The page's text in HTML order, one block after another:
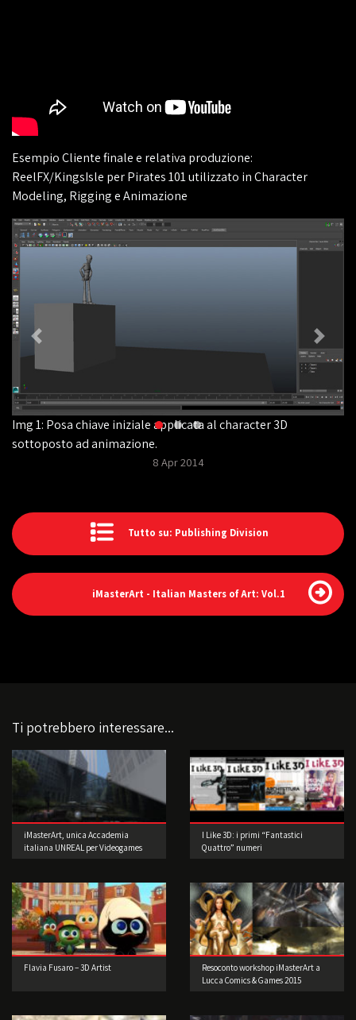
Esempio Cliente finale e relativa produzione:
ReelFX/KingsIsle per Pirates 101 utilizzato in Character
Modeling, Rigging e Animazione
Img 1: Posa chiave iniziale applicata al character 3D
sottoposto ad animazione.
8 Apr 2014
Tutto su: Publishing Division
iMasterArt - Italian Masters of Art: Vol.1
Ti potrebbero interessare...
iMasterArt, unica Accademia
italiana UNREAL per Videogames
I Like 3D: i primi “Fantastici
Quattro” numeri
Flavia Fusaro – 3D Artist
Resoconto workshop iMasterArt a
Lucca Comics & Games 2015